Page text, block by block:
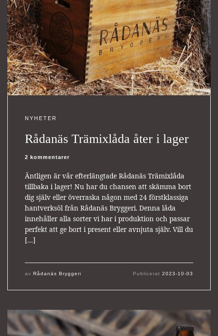
NYHETER
Rådanäs Trämixlåda åter i lager
2 kommentarer
Äntligen är vår efterlängtade Rådanäs Trämixlåda
tillbaka i lager! Nu har du chansen att skämma bort
dig själv eller överraska någon med 24 förstklassiga
hantverksöl från Rådanäs Bryggeri. Denna låda
innehåller alla sorter vi har i produktion och passar
perfekt att ge bort i present eller avnjuta själv. Vill du
[…]
av Rådanäs Bryggeri Publicerat2023-10-03